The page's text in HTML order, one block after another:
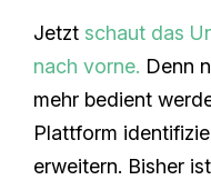
Jetzt schaut das
nach vorne. Denn
mehr bedient
Plattform
erweitern. Bisher